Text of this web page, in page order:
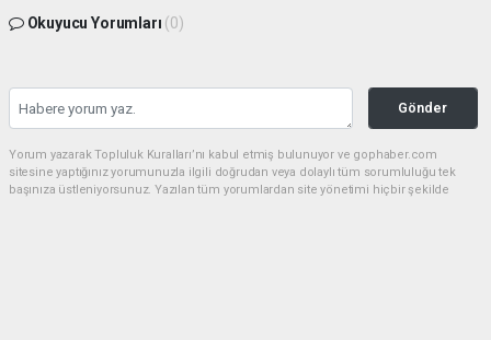
Okuyucu Yorumları (0)
Gönder
Yorum yazarak Topluluk Kuralları’nı kabul etmiş bulunuyor ve gophaber.com
sitesine yaptığınız yorumunuzla ilgili doğrudan veya dolaylı tüm sorumluluğu tek
başınıza üstleniyorsunuz. Yazılan tüm yorumlardan site yönetimi hiçbir şekilde